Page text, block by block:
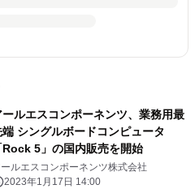
ールエスコンポーネンツ、業務用最
端 シングルボードコンピュータ
Rock 5」の国内販売を開始
ルエスコンポーネンツ株式会社
2023年1月17日 14:00